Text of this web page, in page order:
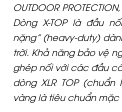
OUTDOOR
Dòng X-TOP là đầu
nặng” (heavy-duty)
trời. Khả năng bảo vệ
ghép nối với các đầu
dòng XLR TOP (chuẩn
vàng là tiêu chuẩn mặc